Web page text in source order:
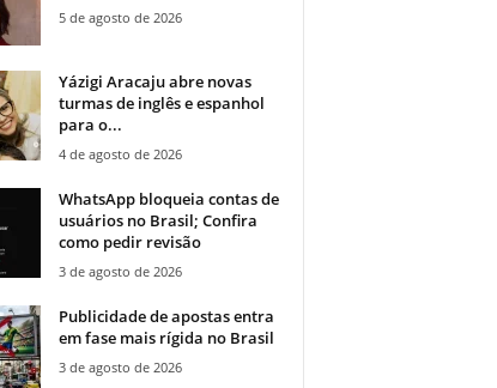
5 de agosto de 2026
Yázigi Aracaju abre novas
turmas de inglês e espanhol
para o...
4 de agosto de 2026
WhatsApp bloqueia contas de
usuários no Brasil; Confira
como pedir revisão
3 de agosto de 2026
Publicidade de apostas entra
em fase mais rígida no Brasil
3 de agosto de 2026